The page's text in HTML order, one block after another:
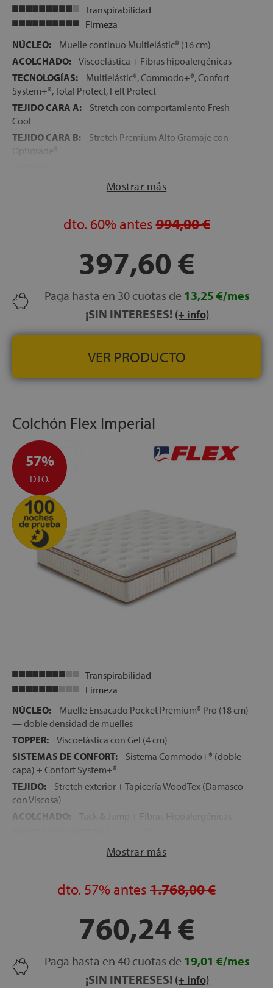
Transpirabilidad
Firmeza
NÚCLEO:
Muelle continuo Multielástic® (16 cm)
ACOLCHADO: Viscoelástica + Fibras hipoalergénicas
TECNOLOGÍAS:
Multielástic®, Commodo+®, Confort
System+®, Total Protect, Felt Protect
TEJIDO CARA A:
Stretch con comportamiento Fresh
Cool
TEJIDO CARA B:
Stretch Premium Alto Gramaje con
Optigrade®
LECHOS INDEPENDIENTES: No (muelle continuo)
HIPOALERGÉNICO:
Sí
PREMIO: Trofeo del Hogar 2026 Top Innovación
CERTIFICADOS:
OEKO-TEX® Standard 100
Mostrar más
dto. 60% antes994,00 €
397,60 €
Paga hasta en 30 cuotas de 13,25 €/mes
¡SIN INTERESES! (+ info)
VER PRODUCTO
Colchón Flex Imperial
57%
DTO.
Transpirabilidad
Firmeza
NÚCLEO:
Muelle Ensacado Pocket Premium® Pro (18 cm)
— doble densidad de muelles
TOPPER:
Viscoelástica con Gel (4 cm)
SISTEMAS DE CONFORT:
Sistema Commodo+® (doble
capa) + Confort System+®
TEJIDO:
Stretch exterior + Tapicería WoodTex (Damasco
con Viscosa)
ACOLCHADO:
Tack & Jump + Fibras Hipoalergénicas
Una sola cara de uso
LECHOS INDEPENDIENTES: Sí — Pocket Premium® Pro
HIPOALERGÉNICO:
Sí
NOCHES DE PRUEBA: 100 noches
CERTIFICADOS:
OEKO-TEX® Standard 100
Mostrar más
dto. 57% antes 1.768,00 €
760,24 €
Paga hasta en 40 cuotas de 19,01 €/mes
¡SIN INTERESES! (+ info)